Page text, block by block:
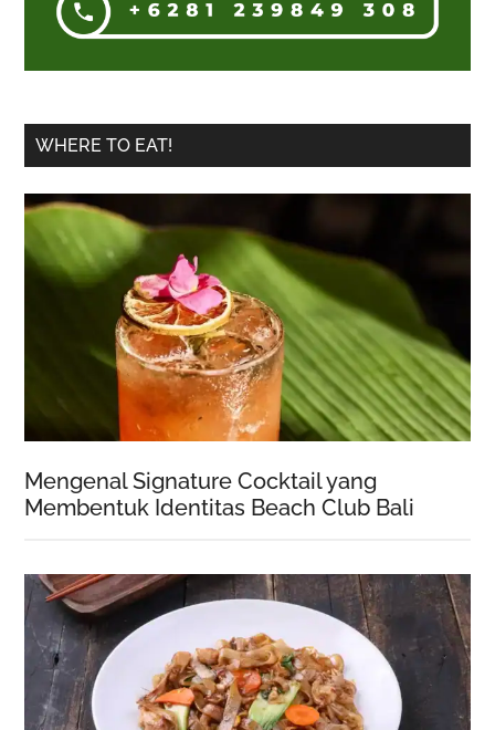
WHERE TO EAT!
Mengenal Signature Cocktail yang
Membentuk Identitas Beach Club Bali